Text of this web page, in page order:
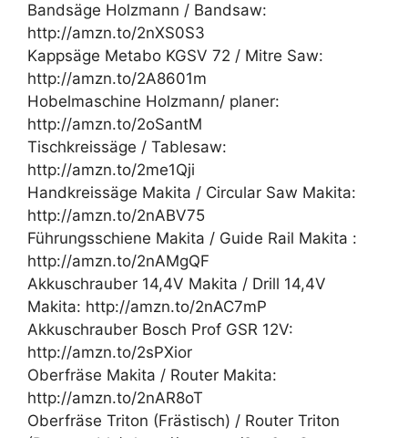
Bandsäge Holzmann / Bandsaw:
http://amzn.to/2nXS0S3
Kappsäge Metabo KGSV 72 / Mitre Saw:
http://amzn.to/2A8601m
Hobelmaschine Holzmann/ planer:
http://amzn.to/2oSantM
Tischkreissäge / Tablesaw:
http://amzn.to/2me1Qji
Handkreissäge Makita / Circular Saw Makita:
http://amzn.to/2nABV75
Führungsschiene Makita / Guide Rail Makita :
http://amzn.to/2nAMgQF
Akkuschrauber 14,4V Makita / Drill 14,4V
Makita: http://amzn.to/2nAC7mP
Akkuschrauber Bosch Prof GSR 12V:
http://amzn.to/2sPXior
Oberfräse Makita / Router Makita:
http://amzn.to/2nAR8oT
Oberfräse Triton (Frästisch) / Router Triton